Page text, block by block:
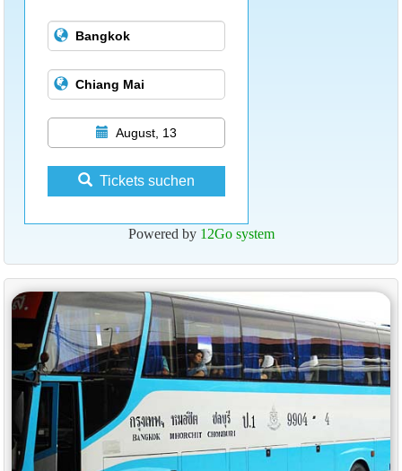
August, 13
Tickets suchen
Powered by 12Go system